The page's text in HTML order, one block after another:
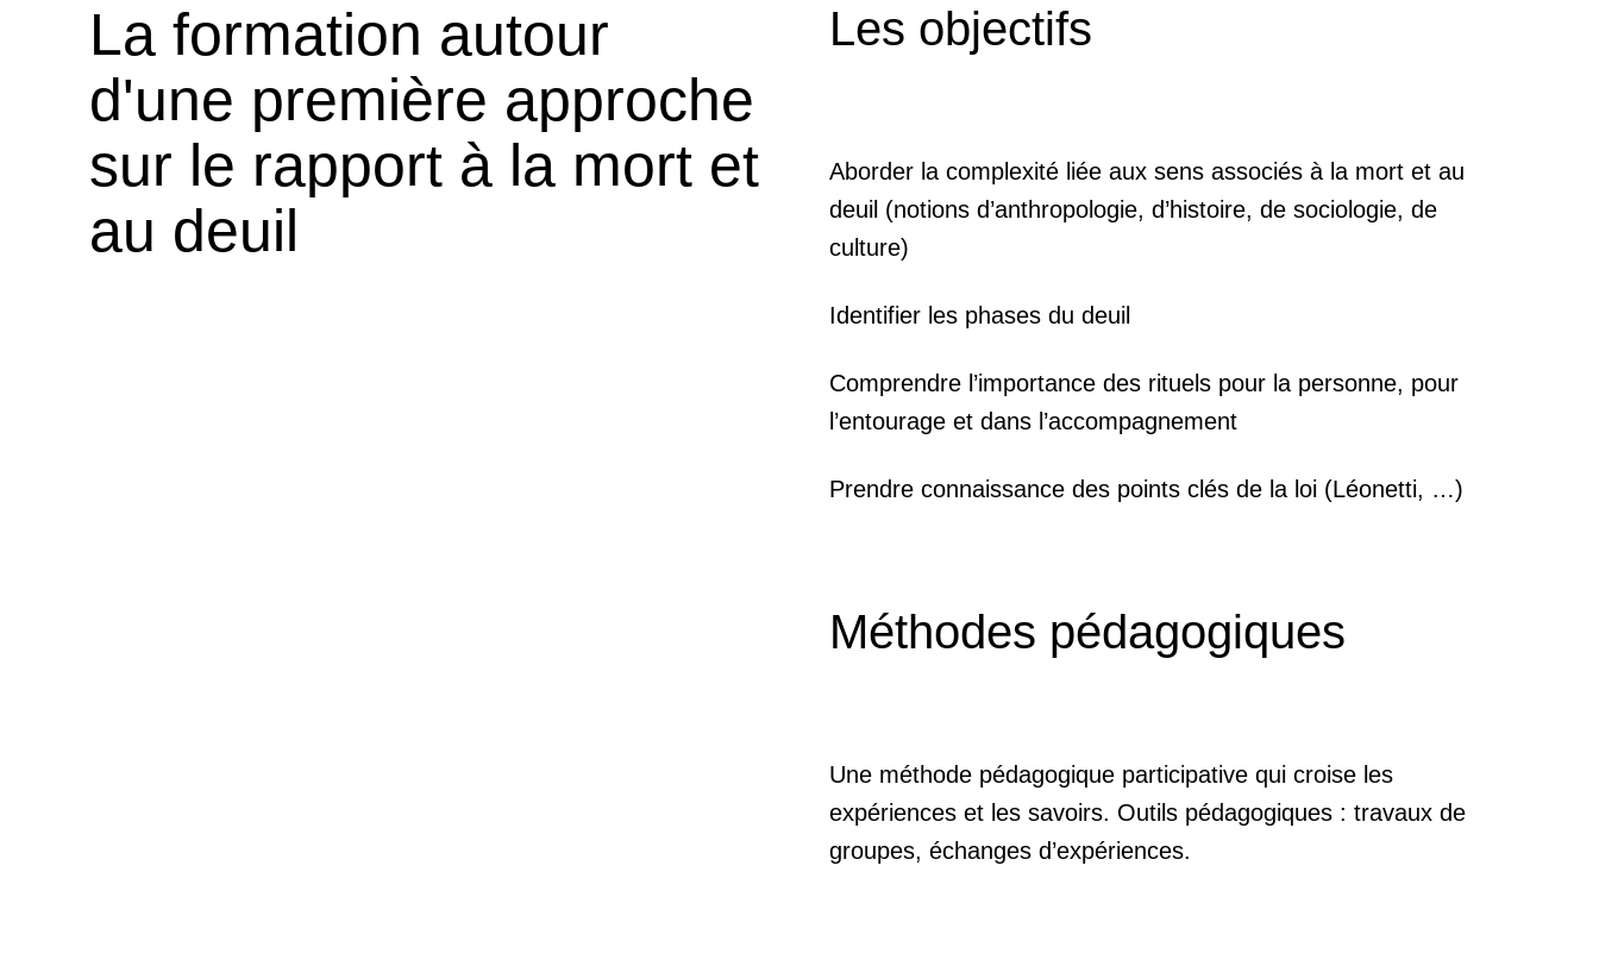
La formation autour
d'une première approche
sur le rapport à la mort et
au deuil
Les objectifs
Aborder la complexité liée aux sens associés à la mort et au
deuil (notions d’anthropologie, d’histoire, de sociologie, de
culture)
Identifier les phases du deuil
Comprendre l’importance des rituels pour la personne, pour
l’entourage et dans l’accompagnement
Prendre connaissance des points clés de la loi (Léonetti, …)
Méthodes pédagogiques
Une méthode pédagogique participative qui croise les
expériences et les savoirs. Outils pédagogiques : travaux de
groupes, échanges d’expériences.